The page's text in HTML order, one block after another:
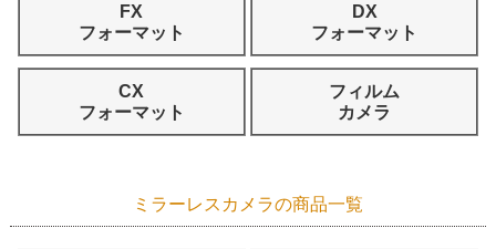
FX
フォーマット
DX
フォーマット
CX
フォーマット
フィルム
カメラ
ミラーレスカメラの商品一覧